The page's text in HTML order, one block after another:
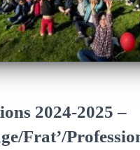
2024-2025 –
Frat’/